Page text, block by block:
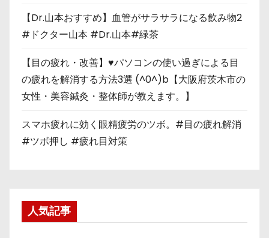
【Dr.山本おすすめ】血管がサラサラになる飲み物2
#ドクター山本 #Dr.山本#緑茶
【目の疲れ・改善】♥パソコンの使い過ぎによる目
の疲れを解消する方法3選 (^0^)b【大阪府茨木市の
女性・美容鍼灸・整体師が教えます。】
スマホ疲れに効く眼精疲労のツボ。#目の疲れ解消
#ツボ押し #疲れ目対策
人気記事